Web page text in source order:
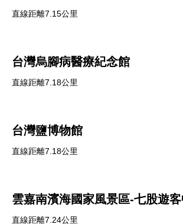
直線距離7.15公里
台灣烏腳病醫療紀念館
直線距離7.18公里
台灣鹽博物館
直線距離7.18公里
雲嘉南濱海國家風景區-七股遊
直線距離7.24公里